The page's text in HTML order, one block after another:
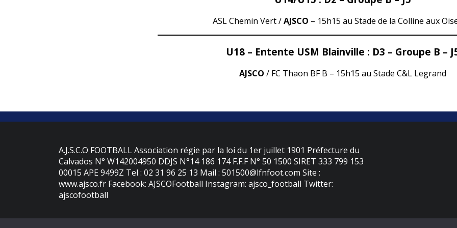
ASL Chemin Vert /AJSCO – 15h15 au Stade de la Colline aux
U18 – Entente USM Blainville : D3 – Groupe B –
AJSCO / FC Thaon BF B – 15h15 au Stade C&L Legrand
A.J.S.C.O FOOTBALL Association régie par la loi du 1er juillet 1901 Préfecture du
Calvados N° W142004950 DDJS N°14 186 174 F.F.F N° 50 1500 SIRET 333 799 153
00015 APE 9499Z Tel : 02 31 96 25 13 Mail : 501500@lfnfoot.com Site :
www.ajsco.fr Facebook: AJSCOFootball Instagram: ajsco_football Twitter:
ajscofootball